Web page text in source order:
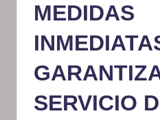
MEDIDAS
SERVICIO